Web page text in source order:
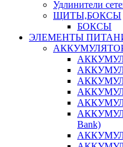
Удлинители
ЩИТЫ,БОКСЫ
БОКСЫ
ЭЛЕМЕНТЫ
Bank)